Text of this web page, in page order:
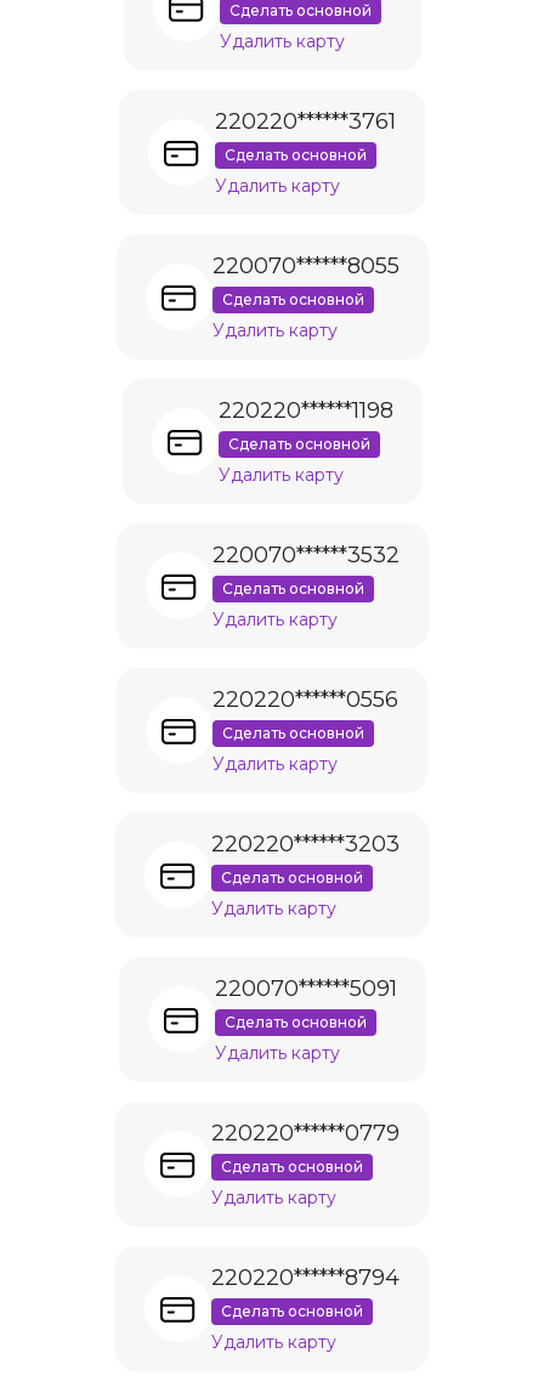
Сделать основной
Удалить карту
220220******3761
Сделать основной
Удалить карту
220070******8055
Сделать основной
Удалить карту
220220******1198
Сделать основной
Удалить карту
220070******3532
Сделать основной
Удалить карту
220220******0556
Сделать основной
Удалить карту
220220******3203
Сделать основной
Удалить карту
220070******5091
Сделать основной
Удалить карту
220220******0779
Сделать основной
Удалить карту
220220******8794
Сделать основной
Удалить карту